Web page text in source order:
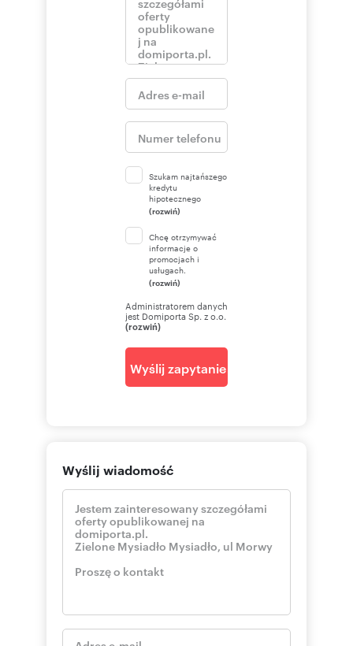
Szukam najtańszego
kredytu
hipotecznego
(rozwiń)
Chcę otrzymywać
informacje o
promocjach i
usługach.
(rozwiń)
Administratorem danych
jest Domiporta Sp. z o.o.
(rozwiń)
Wyślij zapytanie
Wyślij wiadomość